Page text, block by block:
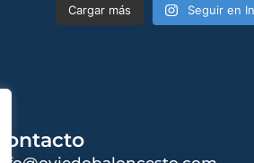
Cargar más Seguir en
Contacto